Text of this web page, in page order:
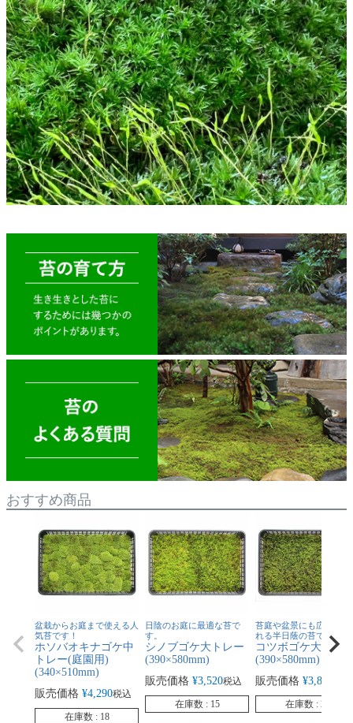
おすすめ商品
盆栽からお庭まで使える人
気苔です！
ホソバオキナゴケ中
トレー(庭園用)
(340×510mm)
販売価格 ¥4,290税込
在庫数 18
日陰のお庭に最適な苔で
す。
シノブゴケ大トレー
(390×580mm)
販売価格 ¥3,520税込
在庫数 15
苔庭や盆景にも広く利用
れる半日蔭の苔です。
コツボゴケ大トレ
(390×580mm)
販売価格 ¥3,850
在庫数 23